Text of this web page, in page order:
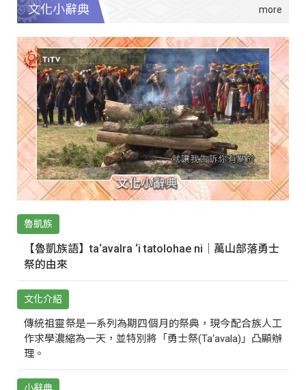
文化小辭典
魯凱族
【魯凱族語】ta‘avalra ‘i tatolohae ni｜萬山部落勇士
祭的由來
文化介紹
傳統祖靈祭是一系列為期四個月的祭典，現今配合族人工
作求學濃縮為一天，並特別將「勇士祭(Ta‘avala)」凸顯辦
理。